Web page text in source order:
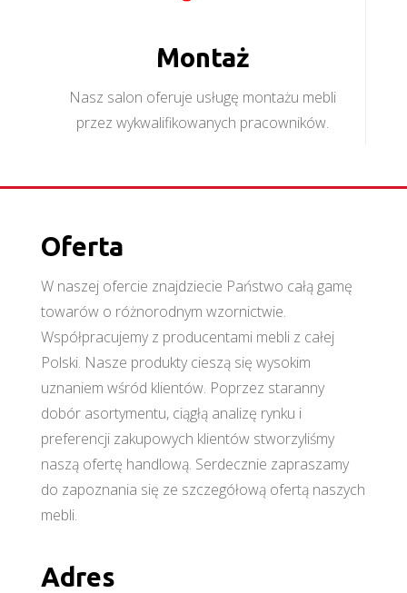
Montaż
Nasz salon oferuje usługę montażu mebli
przez wykwalifikowanych pracowników.
Oferta
W naszej ofercie znajdziecie Państwo całą gamę
towarów o różnorodnym wzornictwie.
Współpracujemy z producentami mebli z całej
Polski. Nasze produkty cieszą się wysokim
uznaniem wśród klientów. Poprzez staranny
dobór asortymentu, ciągłą analizę rynku i
preferencji zakupowych klientów stworzyliśmy
naszą ofertę handlową. Serdecznie zapraszamy
do zapoznania się ze szczegółową ofertą naszych
mebli.
Adres